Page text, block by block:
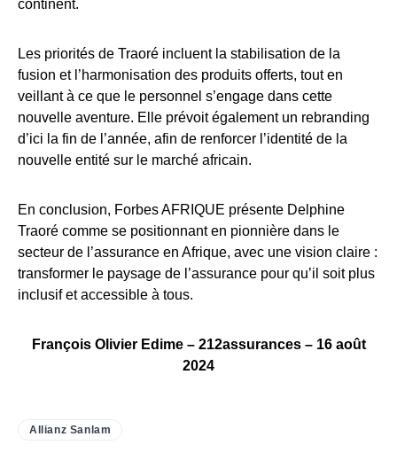
continent.
Les priorités de Traoré incluent la stabilisation de la
fusion et l’harmonisation des produits offerts, tout en
veillant à ce que le personnel s’engage dans cette
nouvelle aventure. Elle prévoit également un rebranding
d’ici la fin de l’année, afin de renforcer l’identité de la
nouvelle entité sur le marché africain.
En conclusion, Forbes AFRIQUE présente Delphine
Traoré comme se positionnant en pionnière dans le
secteur de l’assurance en Afrique, avec une vision claire :
transformer le paysage de l’assurance pour qu’il soit plus
inclusif et accessible à tous.
François Olivier Edime – 212assurances – 16 août
2024
Allianz Sanlam